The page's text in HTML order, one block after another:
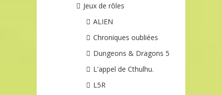
Jeux de rôles
ALIEN
Chroniques oubliées
Dungeons & Dragons 5
L'appel de Cthulhu.
L5R